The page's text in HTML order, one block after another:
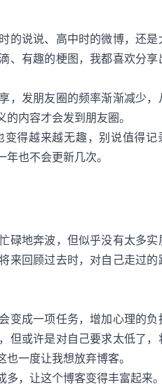
的说说、高中时的微博，还是
、有趣的梗图，我都喜欢分享
，发朋友圈的频率渐渐减少，
内容才会发到朋友圈。
得越来越无趣，别说值得记
也不会更新几次。
碌地奔波，但似乎没有太多实
来回顾过去时，对自己走过的
变成一项任务，增加心理的负
但或许是对自己要求太低了，
一度让我想放弃博客。
，让这个博客变得丰富起来。